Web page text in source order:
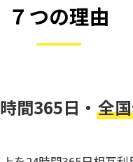
７つの理由
間365日・ 全